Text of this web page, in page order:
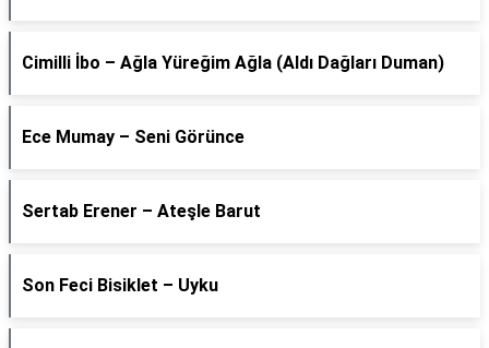
Cimilli İbo – Ağla Yüreğim Ağla (Aldı Dağları Duman)
Ece Mumay – Seni Görünce
Sertab Erener – Ateşle Barut
Son Feci Bisiklet – Uyku